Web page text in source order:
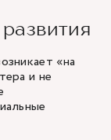
«на
и не